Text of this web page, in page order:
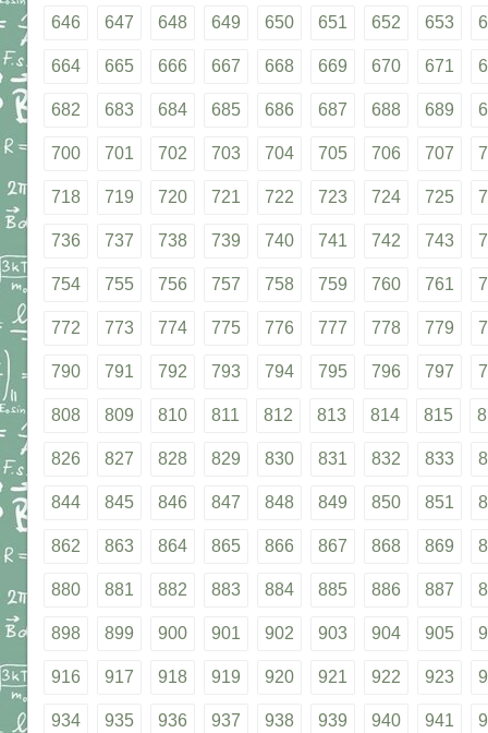
646 647 648 649 650 651 652 653
664 665 666 667 668 669 670 671
682 683 684 685 686 687 688 689
700 701 702 703 704 705 706 707
718 719 720 721 722 723 724 725
736 737 738 739 740 741 742 743
754 755 756 757 758 759 760 761
772 773 774 775 776 777 778 779
790 791 792 793 794 795 796 797
808 809 810 811 812 813 814 815
826 827 828 829 830 831 832 833
844 845 846 847 848 849 850 851
862 863 864 865 866 867 868 869
880 881 882 883 884 885 886 887
898 899 900 901 902 903 904 905
916 917 918 919 920 921 922 923
934 935 936 937 938 939 940 941